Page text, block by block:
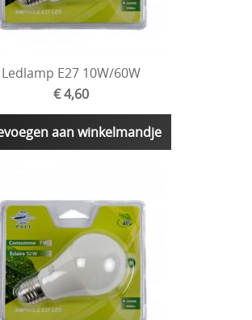
Ledlamp E27 10W/60W
€ 4,60
aan winkelmandje